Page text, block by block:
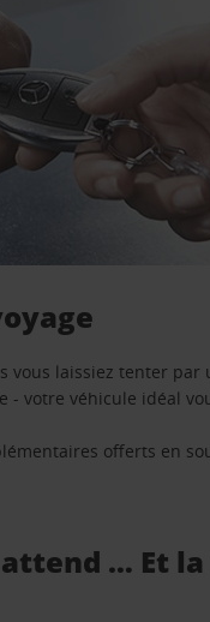
vous laissiez tenter
- votre véhicule idéal
offerts en
… Et